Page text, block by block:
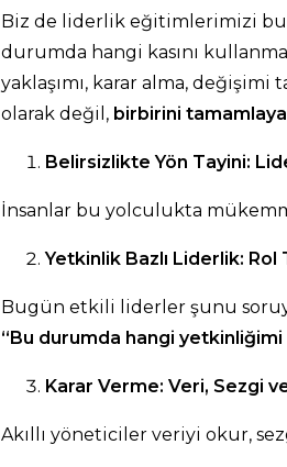
Biz de liderlik eğitimlerimizi
durumda hangi kasını
yaklaşımı, karar alma, değişimi
olarak değil, birbirini
Belirsizlikte Yön Tayini:
İnsanlar bu yolculukta
Yetkinlik Bazlı Liderlik: Rol
Bugün etkili liderler şunu
“Bu durumda hangi yetkinliğimi
Karar Verme: Veri, Sezgi
Akıllı yöneticiler veriyi okur,